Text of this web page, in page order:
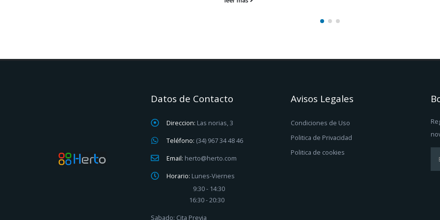
Datos de Contacto
Direccion: Las norias, 3
Teléfono: (34) 967 34 48 46
Email: herto@herto.com
Horario: Lunes-Viernes
9:30 - 14:30
16:30 - 20:30
Sabado: Cita Previa
Avisos Legales
Condiciones de Uso
Politica de Privacidad
Politica de cookies